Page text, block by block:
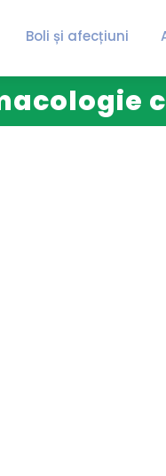
Boli și afecțiuni